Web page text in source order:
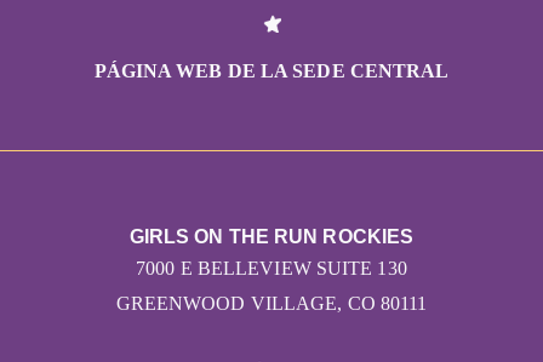
PÁGINA WEB DE LA SEDE CENTRAL
GIRLS ON THE RUN ROCKIES
7000 E BELLEVIEW SUITE 130
GREENWOOD VILLAGE, CO 80111